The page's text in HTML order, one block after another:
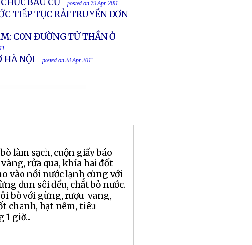
BẦU CỬ -- posted on 29 Apr 2011
TIẾP TỤC RẢI TRUYỀN ÐƠN -
CON ĐƯỜNG TỬ THẦN Ở
HÀ NỘI-- posted on 28 Apr 2011
làm sạch, cuộn giấy báo
rửa qua, khía hai đốt
vào nồi nước lạnh cùng với
đun sôi đều, chắt bỏ nước.
bò với gừng, rượu vang,
chanh, hạt nêm, tiêu
1 giờ...